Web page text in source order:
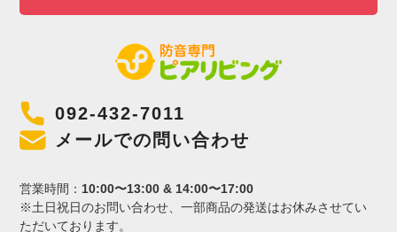
092-432-7011
メールでの問い合わせ
営業時間：10:00〜13:00 & 14:00〜17:00
※土日祝日のお問い合わせ、一部商品の発送はお休みさせてい
ただいております。